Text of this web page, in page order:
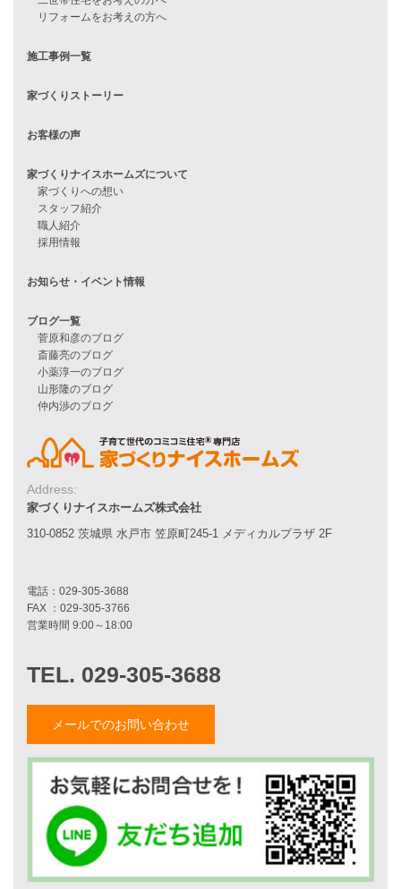
資料請求
見学会情報
他社で無理だと言われた方へ
住宅ローンのよくある質問
月収25万円で家を建てる方法
Line Up
自由設計注文住宅
ハピネスシリーズ
Smart2030
Sシリーズ
シンプルな平屋
エコハウス
耐震性能
家づくりの流れ
平屋をお考えの方へ
二世帯住宅をお考えの方へ
リフォームをお考えの方へ
施工事例一覧
家づくりストーリー
お客様の声
Address:
家づくりナイスホームズ株式会社
310-0852 茨城県 水戸市 笠原町245-1 メディカルプラザ 2F
メールでのお問い合わせ